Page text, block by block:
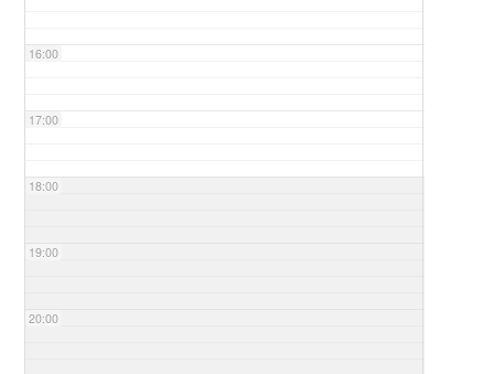
16:00
17:00
18:00
19:00
20:00